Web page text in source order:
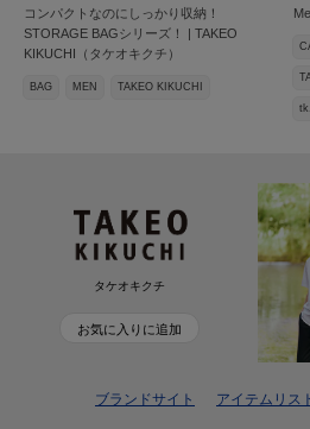
コンパクトなのにしっかり収納！
STORAGE BAGシリーズ！ | TAKEO
KIKUCHI（タケオキクチ）
BAG MEN TAKEO KIKUCHI
タケオキクチ
お気に入りに追加
ブランドサイト アイテムリス